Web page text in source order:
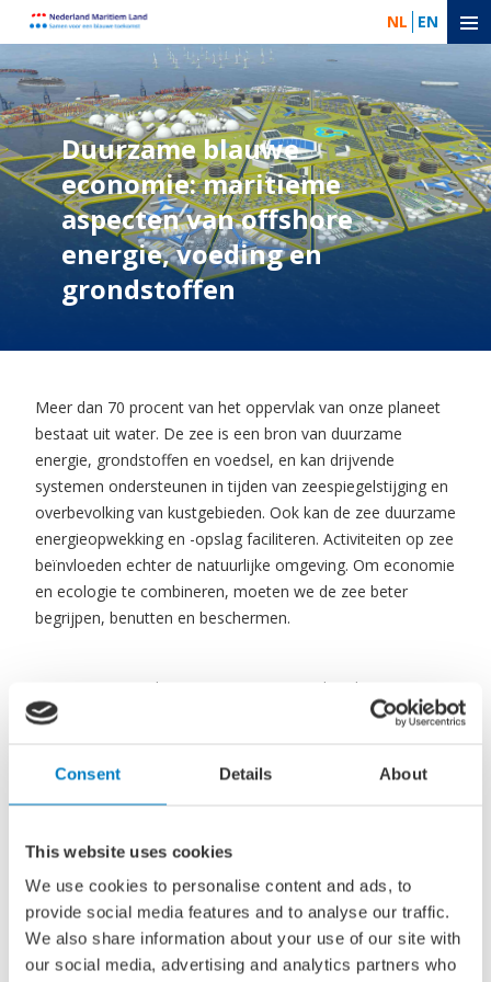
Consent Details About
This website uses cookies
We use cookies to personalise content and ads, to
provide social media features and to analyse our traffic.
We also share information about your use of our site with
our social media, advertising and analytics partners who
NL EN
Duurzame blauwe
economie: maritieme
aspecten van offshore
energie, voeding en
grondstoffen
Meer dan 70 procent van het oppervlak van onze planeet
bestaat uit water. De zee is een bron van duurzame
energie, grondstoffen en voedsel, en kan drijvende
systemen ondersteunen in tijden van zeespiegelstijging en
overbevolking van kustgebieden. Ook kan de zee duurzame
energieopwekking en -opslag faciliteren. Activiteiten op zee
beïnvloeden echter de natuurlijke omgeving. Om economie
en ecologie te combineren, moeten we de zee beter
begrijpen, benutten en beschermen.
Een Duurzame Blauwe Economie (DBE) betekent
duurzame economische groei op zee en binnenwateren.
groei, richt DBE zich vooral op nieuwe, duurzame
en ecotoerisme.
DBE biedt nieuwe kansen voor de Nederlandse maritieme
sector, zoals (drijvende) windturbines, vis- en
zeewierkweek, drijvende zonnepanelen en de bijbehorende